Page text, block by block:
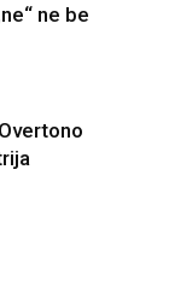
ne be